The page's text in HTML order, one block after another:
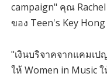
campaign" คุณ
ของ Teen's Key
"เงินบริจาคจากแคมเ
ให้ Women in Music